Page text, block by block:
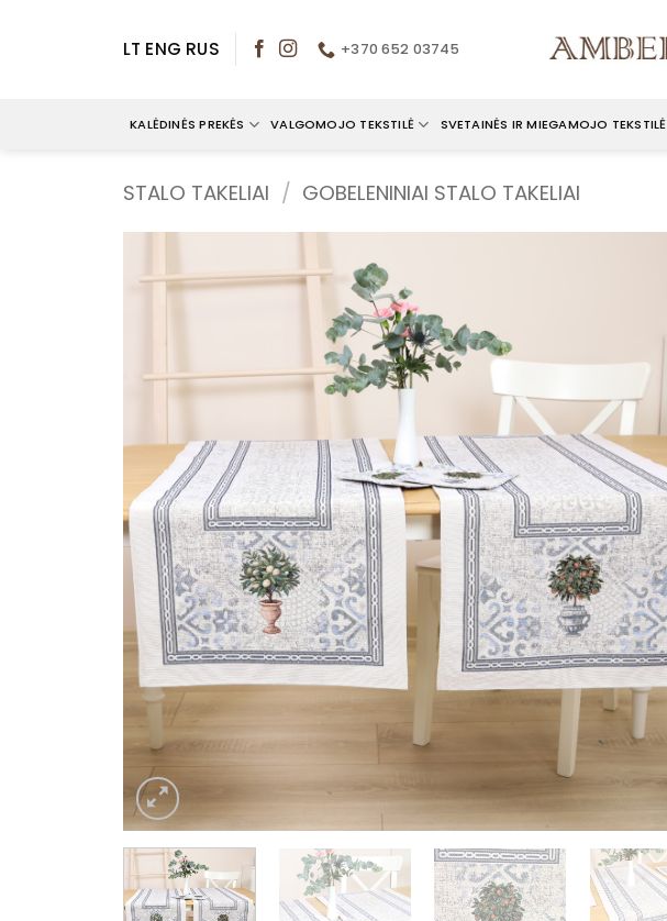
LT ENG RUS +370 652 03745
KALĖDINĖS PREKĖS VALGOMOJO TEKSTILĖ SVETAINĖS IR MIEGAMOJO TEKSTILĖ
STALO TAKELIAI / GOBELENINIAI STALO TAKELIAI